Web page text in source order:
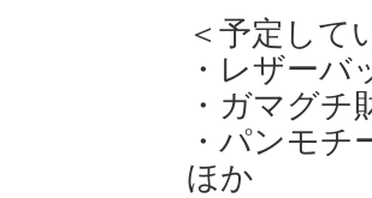
＜予定して
・レザーバ
・ガマグチ
・パンモ
ほか